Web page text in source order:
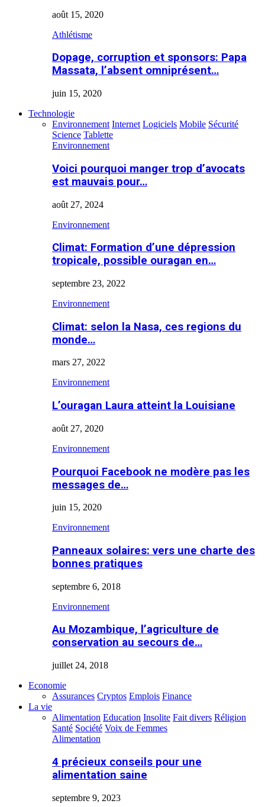
août 15, 2020
Athlétisme
Dopage, corruption et sponsors: Papa
Massata, l’absent omniprésent…
juin 15, 2020
Technologie
Environnement Internet Logiciels Mobile Sécurité
Science Tablette
Environnement
Voici pourquoi manger trop d’avocats
est mauvais pour…
août 27, 2024
Environnement
Climat: Formation d’une dépression
tropicale, possible ouragan en…
septembre 23, 2022
Environnement
Climat: selon la Nasa, ces regions du
monde…
mars 27, 2022
Environnement
L’ouragan Laura atteint la Louisiane
août 27, 2020
Environnement
Pourquoi Facebook ne modère pas les
messages de…
juin 15, 2020
Environnement
Panneaux solaires: vers une charte des
bonnes pratiques
septembre 6, 2018
Environnement
Au Mozambique, l’agriculture de
conservation au secours de…
juillet 24, 2018
Economie
Assurances Cryptos Emplois Finance
La vie
Alimentation Education Insolite Fait divers Réligion
Santé Société Voix de Femmes
Alimentation
4 précieux conseils pour une
alimentation saine
septembre 9, 2023